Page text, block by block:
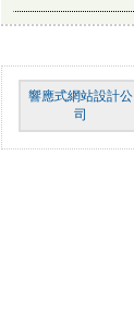
響應式網站設計公
司